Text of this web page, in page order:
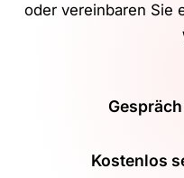
oder vereinbaren Sie
Kostenlos